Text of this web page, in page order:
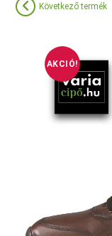
AKCIÓ!
Következő termék